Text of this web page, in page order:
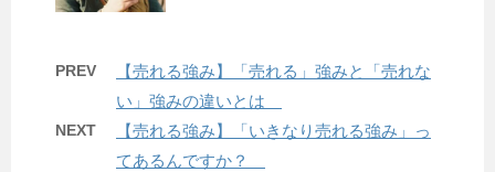
PREV
【売れる強み】「売れる」強みと「売れな
い」強みの違いとは
NEXT
【売れる強み】「いきなり売れる強み」っ
てあるんですか？